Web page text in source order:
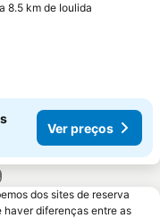
8.5 km de Ioulida
Ver preços
dos sites de reserva
haver diferenças entre as